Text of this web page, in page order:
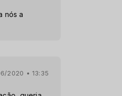
nós a
2020 • 13:35